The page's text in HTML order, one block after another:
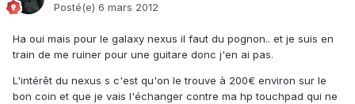
Posté(e) 6 mars 2012
Ha oui mais pour le galaxy nexus il faut du pognon.. et je suis en
train de me ruiner pour une guitare donc j'en ai pas.
L'intérêt du nexus s c'est qu'on le trouve à 200€ environ sur le
bon coin et que je vais l'échanger contre ma hp touchpad qui ne